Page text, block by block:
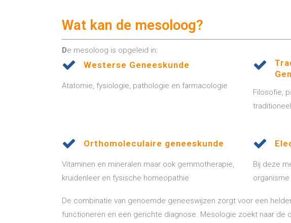
Wat kan de mesoloog?
De mesoloog is opgeleid in:
Westerse Geneeskunde
Atatomie, fysiologie, pathologie en farmacologie
Filosofie,
Orthomoleculaire geneeskunde
Vitaminen en mineralen maar ook gemmotherapie,
kruidenleer en fysische homeopathie
Bij deze
De combinatie van genoemde geneeswijzen zorgt voor een
functioneren en een gerichte diagnose. Mesologie zoekt naar de